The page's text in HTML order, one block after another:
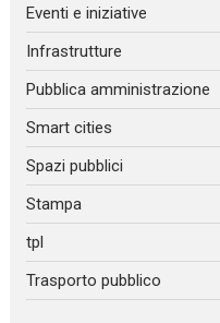
Eventi e iniziative
Infrastrutture
Pubblica amministrazione
Smart cities
Spazi pubblici
Stampa
tpl
Trasporto pubblico